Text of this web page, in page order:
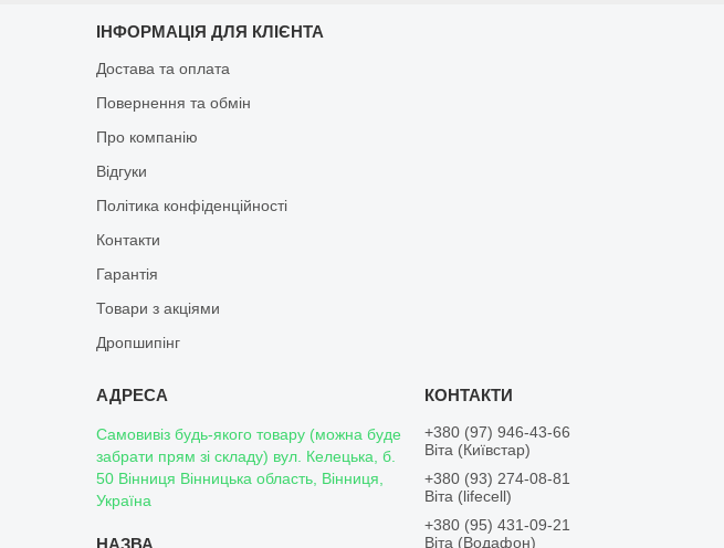
ІНФОРМАЦІЯ ДЛЯ КЛІЄНТА
Достава та оплата
Повернення та обмін
Про компанію
Відгуки
Політика конфіденційності
Контакти
Гарантія
Товари з акціями
Дропшипінг
Самовивіз будь-якого товару (можна буде
забрати прям зі складу) вул. Келецька, б.
50 Вінниця Вінницька область, Вінниця,
Україна
+380 (97) 946-43-66
Віта (Київстар)
+380 (93) 274-08-81
Віта (lifecell)
+380 (95) 431-09-21
Віта (Водафон)